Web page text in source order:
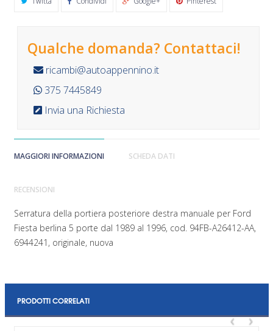
Qualche domanda? Contattaci!
ricambi@autoappennino.it
375 7445849
Invia una Richiesta
MAGGIORI INFORMAZIONI SCHEDA DATI
RECENSIONI
Serratura della portiera posteriore destra manuale per Ford
Fiesta berlina 5 porte dal 1989 al 1996, cod. 94FB-A26412-AA,
6944241, originale, nuova
PRODOTTI CORRELATI
‹ ›